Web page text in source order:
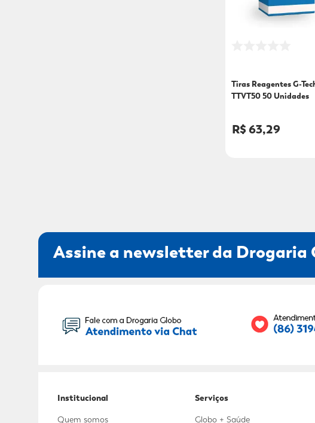
Tiras Reagentes G-
TTVT50 50 Unidades
R$ 63,29
Assine a newsletter da Drogaria
Institucional
Quem somos
Serviços
Globo + Saúde